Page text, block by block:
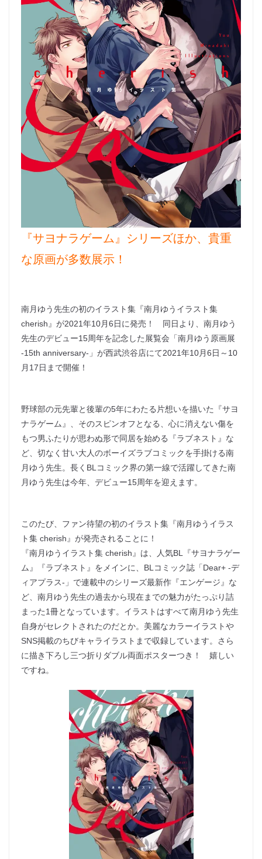
『サヨナラゲーム』シリーズほか、貴重
な原画が多数展示！
南月ゆう先生の初のイラスト集『南月ゆうイラスト集
cherish』が2021年10月6日に発売！ 同日より、南月ゆう
先生のデビュー15周年を記念した展覧会「南月ゆう原画展
-15th anniversary-」が西武渋谷店にて2021年10月6日～10
月17日まで開催！
野球部の元先輩と後輩の5年にわたる片想いを描いた『サヨ
ナラゲーム』、そのスピンオフとなる、心に消えない傷を
もつ男ふたりが思わぬ形で同居を始める『ラブネスト』な
ど、切なく甘い大人のボーイズラブコミックを手掛ける南
月ゆう先生。長くBLコミック界の第一線で活躍してきた南
月ゆう先生は今年、デビュー15周年を迎えます。
このたび、ファン待望の初のイラスト集『南月ゆうイラス
ト集 cherish』が発売されることに！
『南月ゆうイラスト集 cherish』は、人気BL『サヨナラゲー
ム』『ラブネスト』をメインに、BLコミック誌「Dear+ -デ
ィアプラス-」で連載中のシリーズ最新作『エンゲージ』な
ど、南月ゆう先生の過去から現在までの魅力がたっぷり詰
まった1冊となっています。イラストはすべて南月ゆう先生
自身がセレクトされたのだとか。美麗なカラーイラストや
SNS掲載のちびキャライラストまで収録しています。さら
に描き下ろし三つ折りダブル両面ポスターつき！ 嬉しい
ですね。